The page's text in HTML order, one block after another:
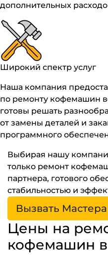
дополнительных
Широкий спектр услуг
Наша компания
по ремонту кофемашин
готовы решать
от замены деталей и
программного
Выбирая нашу
только ремонт
партнера, готового
стабильностью и
Вызвать Мастера
Цены на
кофемашин